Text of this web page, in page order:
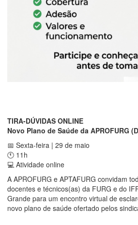
TIRA-DÚVIDAS ONLINE
Novo Plano de Saúde da APROFURG
📅 Sexta-feira | 29 de maio
🕚 11h
💻 Atividade online
A APROFURG e APTAFURG convidam
docentes e técnicos(as) da FURG e do
Grande para um encontro virtual de
novo plano de saúde ofertado pelos